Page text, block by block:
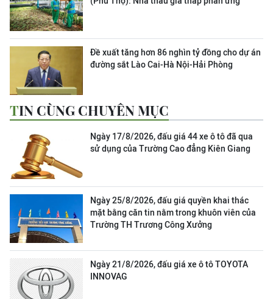
Đề xuất tăng hơn 86 nghìn tỷ đồng cho dự án
đường sắt Lào Cai-Hà Nội-Hải Phòng
TIN CÙNG CHUYÊN MỤC
Ngày 17/8/2026, đấu giá 44 xe ô tô đã qua
sử dụng của Trường Cao đẳng Kiên Giang
Ngày 25/8/2026, đấu giá quyền khai thác
mặt bằng căn tin nằm trong khuôn viên của
Trường TH Trương Công Xưởng
Ngày 21/8/2026, đấu giá xe ô tô TOYOTA
INNOVAG